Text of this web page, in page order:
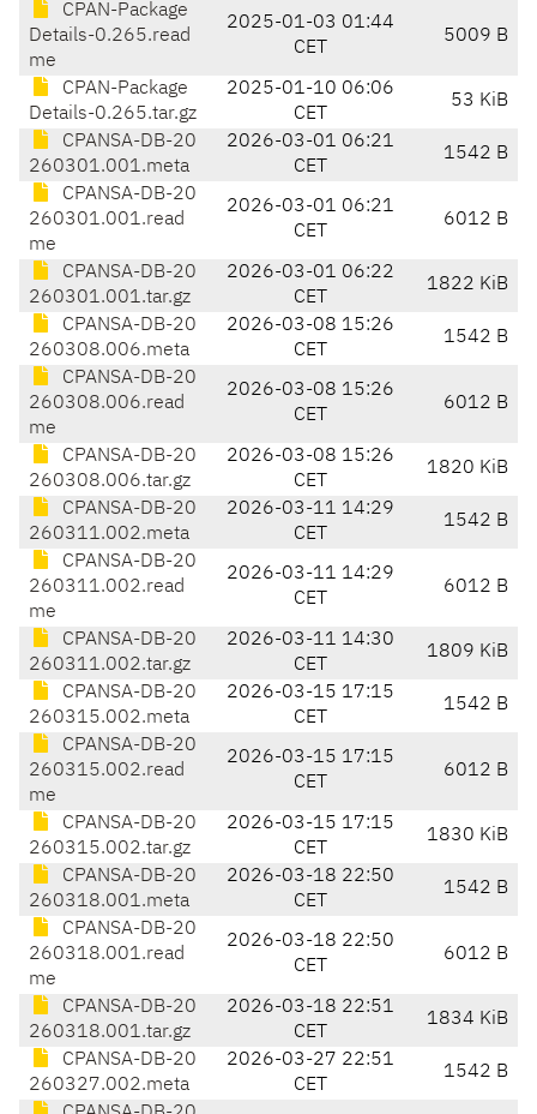
CPAN-Package
Details-0.265.read
me
2025-01-03 01:44
CET
5009 B
CPAN-Package
Details-0.265.tar.gz
2025-01-10 06:06
CET
53 KiB
CPANSA-DB-20
260301.001.meta
2026-03-01 06:21
CET
1542 B
CPANSA-DB-20
260301.001.read
me
2026-03-01 06:21
CET
6012 B
CPANSA-DB-20
260301.001.tar.gz
2026-03-01 06:22
CET
1822 KiB
CPANSA-DB-20
260308.006.meta
2026-03-08 15:26
CET
1542 B
CPANSA-DB-20
260308.006.read
me
2026-03-08 15:26
CET
6012 B
CPANSA-DB-20
260308.006.tar.gz
2026-03-08 15:26
CET
1820 KiB
CPANSA-DB-20
260311.002.meta
2026-03-11 14:29
CET
1542 B
CPANSA-DB-20
260311.002.read
me
2026-03-11 14:29
CET
6012 B
CPANSA-DB-20
260311.002.tar.gz
2026-03-11 14:30
CET
1809 KiB
CPANSA-DB-20
260315.002.meta
2026-03-15 17:15
CET
1542 B
CPANSA-DB-20
260315.002.read
me
2026-03-15 17:15
CET
6012 B
CPANSA-DB-20
260315.002.tar.gz
2026-03-15 17:15
CET
1830 KiB
CPANSA-DB-20
260318.001.meta
2026-03-18 22:50
CET
1542 B
CPANSA-DB-20
260318.001.read
me
2026-03-18 22:50
CET
6012 B
CPANSA-DB-20
260318.001.tar.gz
2026-03-18 22:51
CET
1834 KiB
CPANSA-DB-20
260327.002.meta
2026-03-27 22:51
CET
1542 B